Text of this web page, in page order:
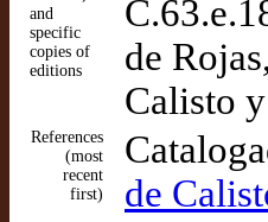
and
specific
copies of
editions
de
Calisto
References
(most
recent
first)
de